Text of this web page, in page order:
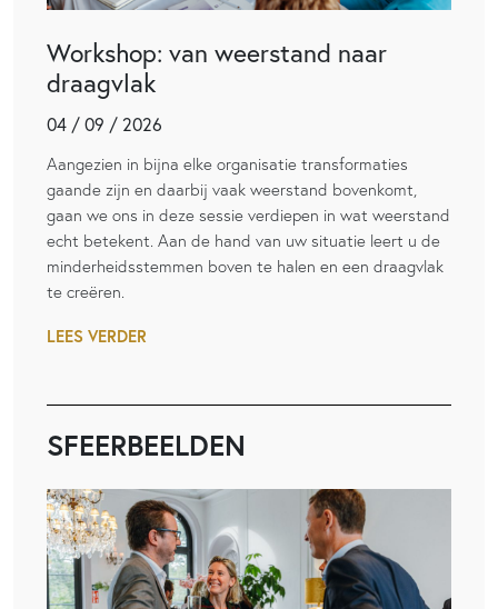
Workshop: van weerstand naar
draagvlak
04 / 09 / 2026
Aangezien in bijna elke organisatie transformaties
gaande zijn en daarbij vaak weerstand bovenkomt,
gaan we ons in deze sessie verdiepen in wat weerstand
echt betekent. Aan de hand van uw situatie leert u de
minderheidsstemmen boven te halen en een draagvlak
te creëren.
LEES VERDER
SFEERBEELDEN